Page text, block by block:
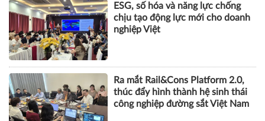
ESG, số hóa và năng lực chống
chịu tạo động lực mới cho doanh
nghiệp Việt
Ra mắt Rail&Cons Platform 2.0,
thúc đẩy hình thành hệ sinh thái
công nghiệp đường sắt Việt Nam